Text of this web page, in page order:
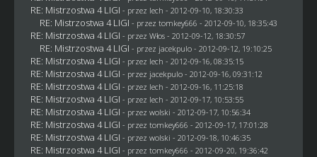
RE: Mistrzostwa 4 LIGI - przez lech - 2012-09-10, 18:30:33
RE: Mistrzostwa 4 LIGI - przez tomkey666 - 2012-09-10, 18:35:43
RE: Mistrzostwa 4 LIGI - przez Włos- 2012-09-12, 18:30:57
RE: Mistrzostwa 4 LIGI - przez jacekpulo- 2012-09-12, 19:10:25
RE: Mistrzostwa 4 LIGI - przez lech - 2012-09-16, 08:35:15
RE: Mistrzostwa 4 LIGI - przez jacekpulo- 2012-09-16, 09:31:12
RE: Mistrzostwa 4 LIGI - przez lech - 2012-09-16, 11:25:18
RE: Mistrzostwa 4 LIGI - przez lech - 2012-09-17, 10:53:55
RE: Mistrzostwa 4 LIGI - przez wolski - 2012-09-17, 10:56:34
RE: Mistrzostwa 4 LIGI - przez tomkey666 - 2012-09-17, 17:01:28
RE: Mistrzostwa 4 LIGI - przez wolski - 2012-09-18, 10:46:35
RE: Mistrzostwa 4 LIGI - przez tomkey666 - 2012-09-20, 19:36:42